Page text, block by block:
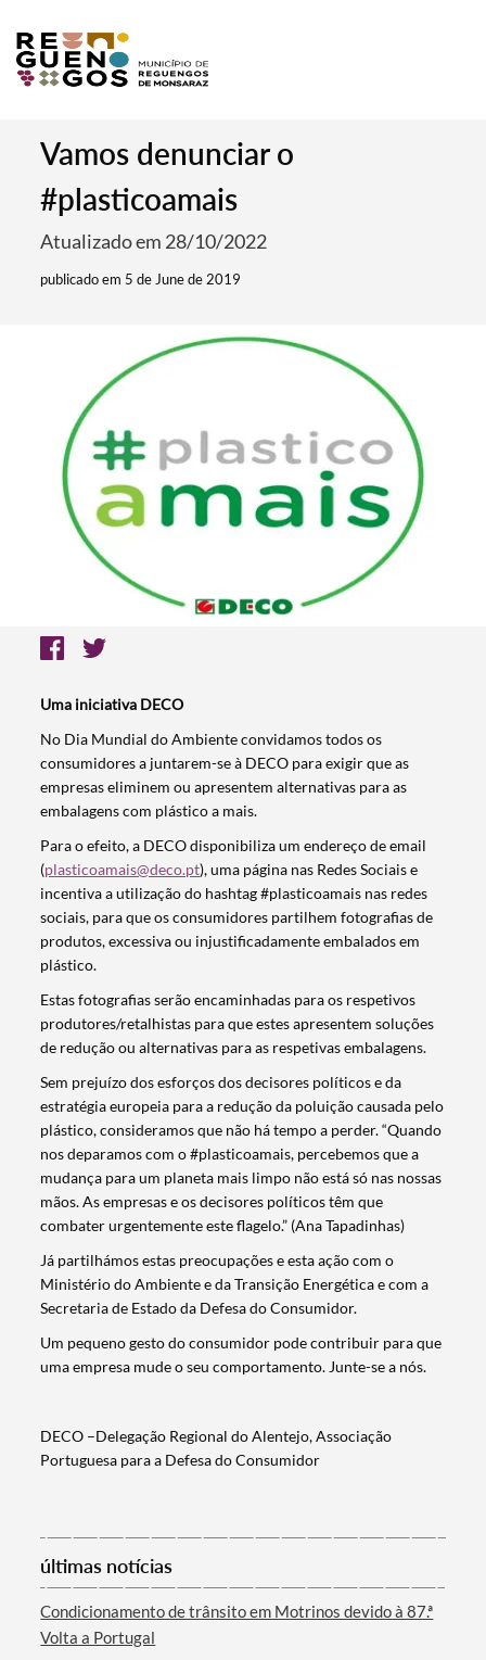
Termo de Pesquisa
Categorias gerais
Filtros
Vamos denunciar o
#plasticoamais
Atualizado em 28/10/2022
publicado em 5 de June de 2019
Uma iniciativa DECO
No Dia Mundial do Ambiente convidamos todos os
consumidores a juntarem-se à DECO para exigir que as
empresas eliminem ou apresentem alternativas para as
embalagens com plástico a mais.
Para o efeito, a DECO disponibiliza um endereço de email
(plasticoamais@deco.pt), uma página nas Redes Sociais e
incentiva a utilização do hashtag #plasticoamais nas redes
sociais, para que os consumidores partilhem fotografias de
produtos, excessiva ou injustificadamente embalados em
plástico.
Estas fotografias serão encaminhadas para os respetivos
produtores/retalhistas para que estes apresentem soluções
de redução ou alternativas para as respetivas embalagens.
Sem prejuízo dos esforços dos decisores políticos e da
estratégia europeia para a redução da poluição causada pelo
plástico, consideramos que não há tempo a perder. “Quando
nos deparamos com o #plasticoamais, percebemos que a
mudança para um planeta mais limpo não está só nas nossas
mãos. As empresas e os decisores políticos têm que
combater urgentemente este flagelo.” (Ana Tapadinhas)
Já partilhámos estas preocupações e esta ação com o
Ministério do Ambiente e da Transição Energética e com a
Secretaria de Estado da Defesa do Consumidor.
Um pequeno gesto do consumidor pode contribuir para que
uma empresa mude o seu comportamento. Junte-se a nós.
​DECO –Delegação Regional do Alentejo, Associação
Portuguesa para a Defesa do Consumidor
últimas notícias
Condicionamento de trânsito em Motrinos devido à 87.ª
Volta a Portugal